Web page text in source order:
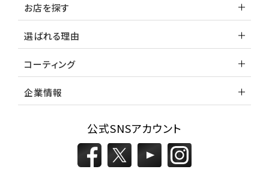
お店を探す
選ばれる理由
コーティング
企業情報
公式SNSアカウント